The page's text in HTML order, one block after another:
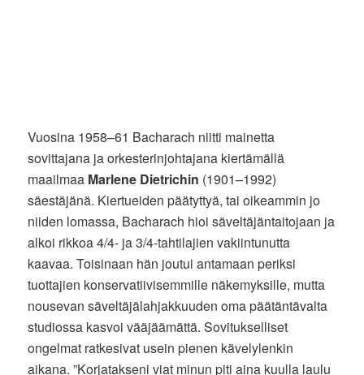
Vuosina 1958–61 Bacharach niitti mainetta
sovittajana ja orkesterinjohtajana kiertämällä
maailmaa Marlene Dietrichin (1901–1992)
säestäjänä. Kiertueiden päätyttyä, tai oikeammin jo
niiden lomassa, Bacharach hioi säveltäjäntaitojaan ja
alkoi rikkoa 4/4- ja 3/4-tahtilajien vakiintunutta
kaavaa. Toisinaan hän joutui antamaan periksi
tuottajien konservatiivisemmille näkemyksille, mutta
nousevan säveltäjälahjakkuuden oma päätäntävalta
studiossa kasvoi vääjäämättä. Sovitukselliset
ongelmat ratkesivat usein pienen kävelylenkin
aikana. ”Korjatakseni viat minun piti aina kuulla laulu